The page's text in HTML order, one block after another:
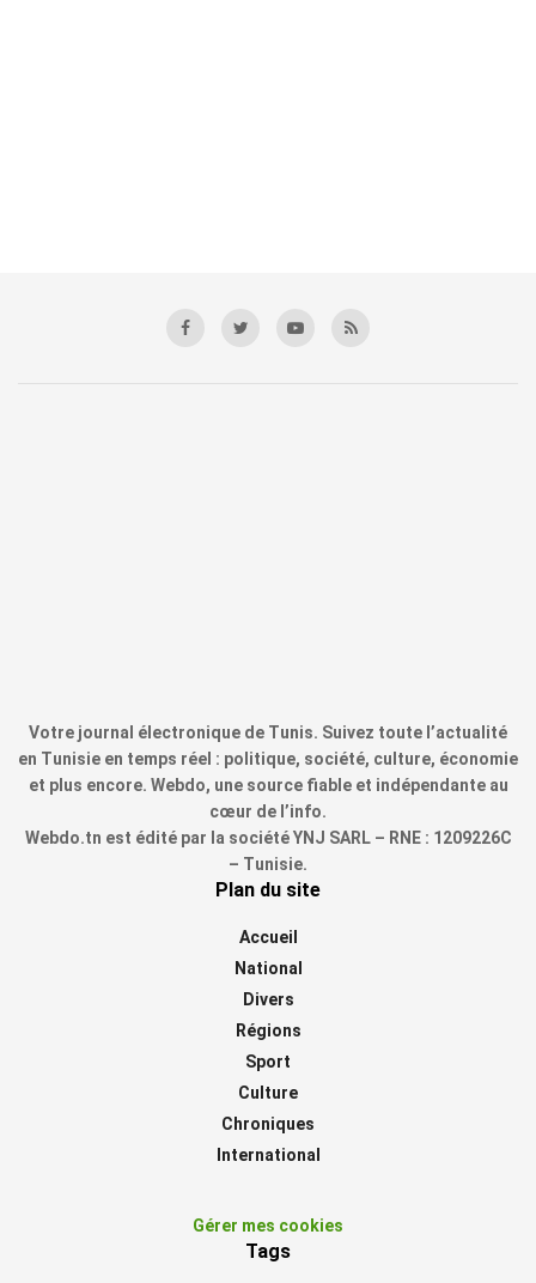
Votre journal électronique de Tunis. Suivez toute l’actualité
en Tunisie en temps réel : politique, société, culture, économie
et plus encore. Webdo, une source fiable et indépendante au
cœur de l’info.
Webdo.tn est édité par la société YNJ SARL – RNE : 1209226C
– Tunisie.
Plan du site
Accueil
National
Divers
Régions
Sport
Culture
Chroniques
International
Gérer mes cookies
Tags